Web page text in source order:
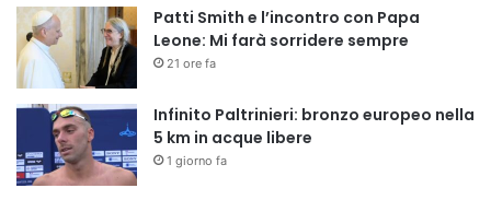
Patti Smith e l’incontro con Papa
Leone: Mi farà sorridere sempre
21 ore fa
Infinito Paltrinieri: bronzo europeo nella
5 km in acque libere
1 giorno fa